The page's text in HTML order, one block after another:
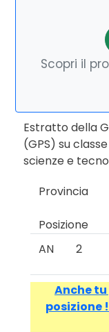
Scopri il
Estratto della
(GPS) su
scienze e
Provincia
Posizione
AN
2
Anche
posizione